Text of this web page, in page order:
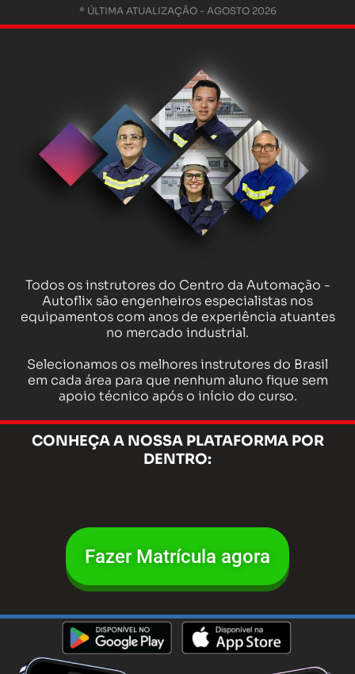
* ÚLTIMA ATUALIZAÇÃO - AGOSTO 2026
Todos os instrutores do Centro da Automação -
Autoflix são engenheiros especialistas nos
equipamentos com anos de experiência atuantes
no mercado industrial.
Selecionamos os melhores instrutores do Brasil
em cada área para que nenhum aluno fique sem
apoio técnico após o início do curso.
CONHEÇA A NOSSA PLATAFORMA POR
DENTRO:
Fazer Matrícula agora